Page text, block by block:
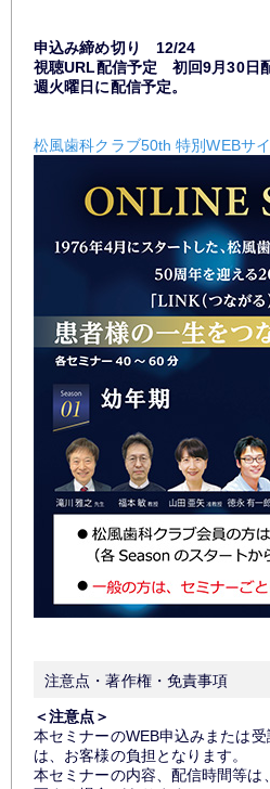
申込み締め切り 12/24
視聴URL配信予定 初回9月30日
週火曜日に配信予定。
松風歯科クラブ50th 特別WEBサ
注意点・著作権・免責事項
＜注意点＞
本セミナーのWEB申込みまたは
は、お客様の負担となります。
本セミナーの内容、配信時間等は